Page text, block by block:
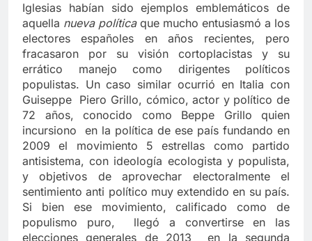
Iglesias habían sido ejemplos emblemáticos de
aquella nueva política que mucho entusiasmó a los
electores españoles en años recientes, pero
fracasaron por su visión cortoplacistas y su
errático manejo como dirigentes políticos
populistas. Un caso similar ocurrió en Italia con
Guiseppe Piero Grillo, cómico, actor y político de
72 años, conocido como Beppe Grillo quien
incursiono en la política de ese país fundando en
2009 el movimiento 5 estrellas como partido
antisistema, con ideología ecologista y populista,
y objetivos de aprovechar electoralmente el
sentimiento anti político muy extendido en su país.
Si bien ese movimiento, calificado como de
populismo puro, llegó a convertirse en las
elecciones generales de 2013 en la segunda